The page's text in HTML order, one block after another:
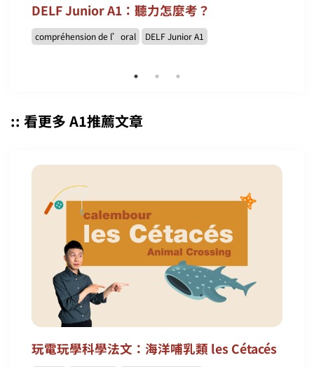
DELF Junior A1：聽力怎麼考？
compréhension de l’oral DELF Junior A1
:: 看更多 A1推薦文章
玩電玩學科學法文：海洋哺乳類 les Cétacés